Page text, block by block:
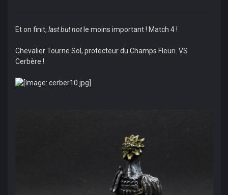
Et on finit, last but not le moins important ! Match 4 !
Chevalier Tourne Sol, protecteur du Champs Fleuri. VS
Cerbère !